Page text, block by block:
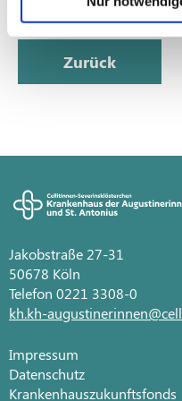
Zurück
Jakobstraße 27-31
50678 Köln
Telefon 0221 3308-0
kh.kh-
Impressum
Datenschutz
Krankenhauszukunftsfonds